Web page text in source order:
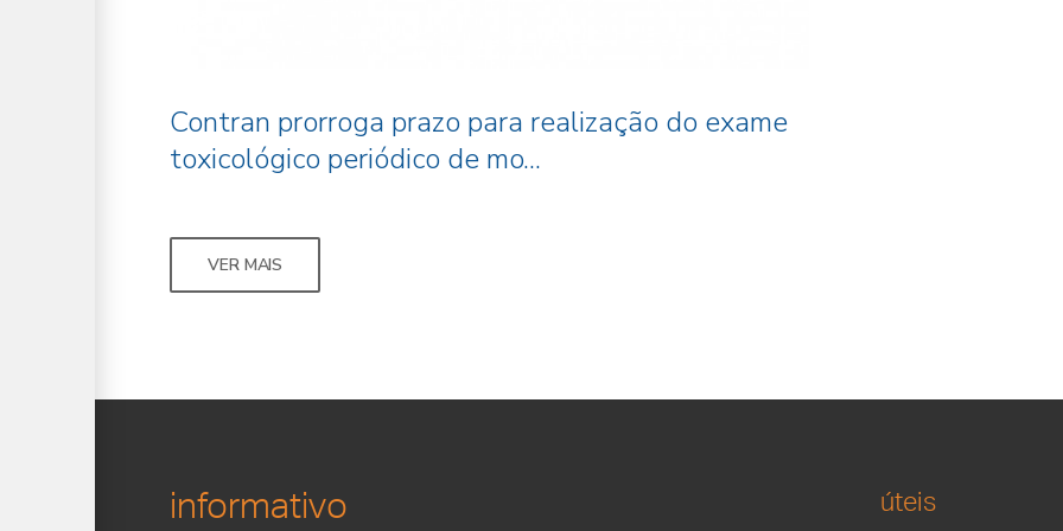
Contran prorroga prazo para realização do exame
toxicológico periódico de mo...
VER MAIS
informativo úteis